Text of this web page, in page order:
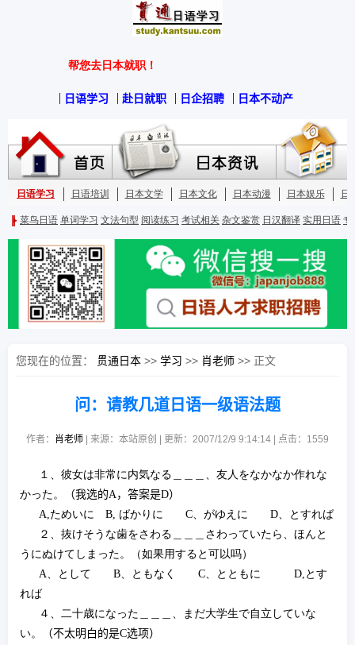
您现在的位置： 贯通日本 >> 学习 >> 肖老师 >> 正文
问：请教几道日语一级语法题
作者： 肖老师 | 来源：本站原创 | 更新：2007/12/9 9:14:14 | 点击： 1559
１、彼女は非常に内気なる＿＿＿、友人をなかなか作れな
かった。
（我选的A，答案是D）
A,ためいに B, ばかりに C、がゆえに D、とすれば
２、抜けそうな歯をさわる＿＿＿さわっていたら、ほんと
うにぬけてしまった。（如果用すると可以吗）
A、として B、ともなく C、とともに D, とす
れば
４、二十歳になった＿＿＿、まだ大学生で自立していな
い。
（不太明白的是C选项）